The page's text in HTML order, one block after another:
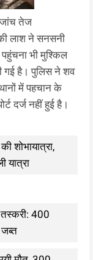
जांच तेज
लाश ने सनसनी
पहुंचना भी मुश्किल
है। पुलिस ने शव
में पहचान के
दर्ज नहीं हुई है।
शोभायात्रा,
यात्रा
400
जब्त